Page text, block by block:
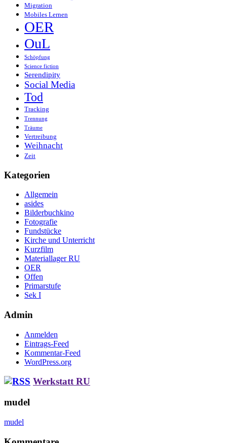
Migration
Mobiles Lernen
OER
OuL
Schöpfung
Science fiction
Serendipity
Social Media
Tod
Tracking
Trennung
Träume
Vertreibung
Weihnacht
Zeit
Kategorien
Allgemein
asides
Bilderbuchkino
Fotografie
Fundstücke
Kirche und Unterricht
Kurzfilm
Materiallager RU
OER
Offen
Primarstufe
Sek I
Admin
Anmelden
Eintrags-Feed
Kommentar-Feed
WordPress.org
Werkstatt RU
mudel
mudel